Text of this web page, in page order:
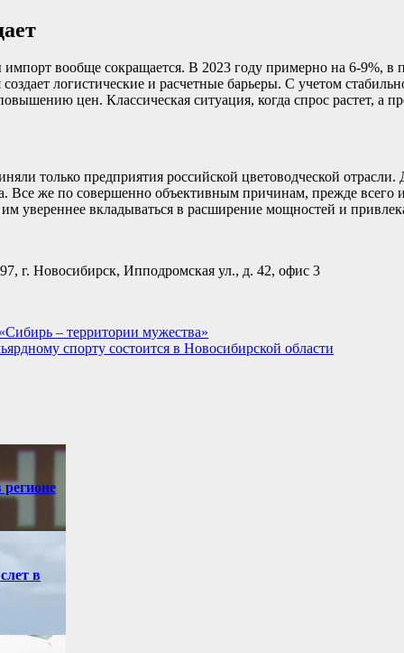
вообще сокращается. В 2023 году примерно на 6-9%, в
логистические и расчетные барьеры. С учетом
цен. Классическая ситуация, когда спрос растет, а
только предприятия российской цветоводческой
Все же по совершенно объективным причинам, прежде всего
увереннее вкладываться в расширение мощностей и
г. Новосибирск, Ипподромская ул., д. 42, офис 3
– территории мужества»
спорту состоится в Новосибирской области
в